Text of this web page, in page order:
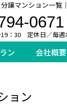
譲マンション一覧
0671
19：30 定休日／毎週
ン 会社概要
ョン